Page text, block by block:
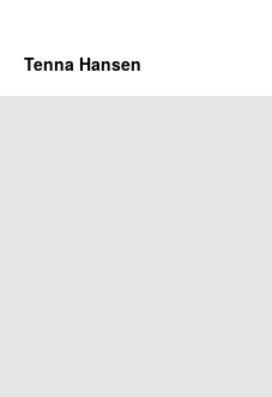
Tenna Hansen